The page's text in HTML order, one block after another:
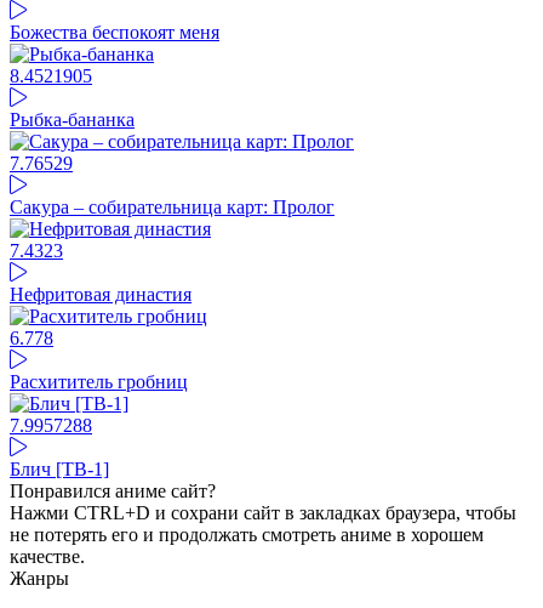
Божества беспокоят меня
8.4521905
Рыбка-бананка
7.76529
Сакура – собирательница карт: Пролог
7.4323
Нефритовая династия
6.778
Расхититель гробниц
7.9957288
Блич [ТВ-1]
Понравился аниме сайт?
Нажми CTRL+D и сохрани сайт в закладках браузера, чтобы
не потерять его и продолжать смотреть аниме в хорошем
качестве.
Жанры